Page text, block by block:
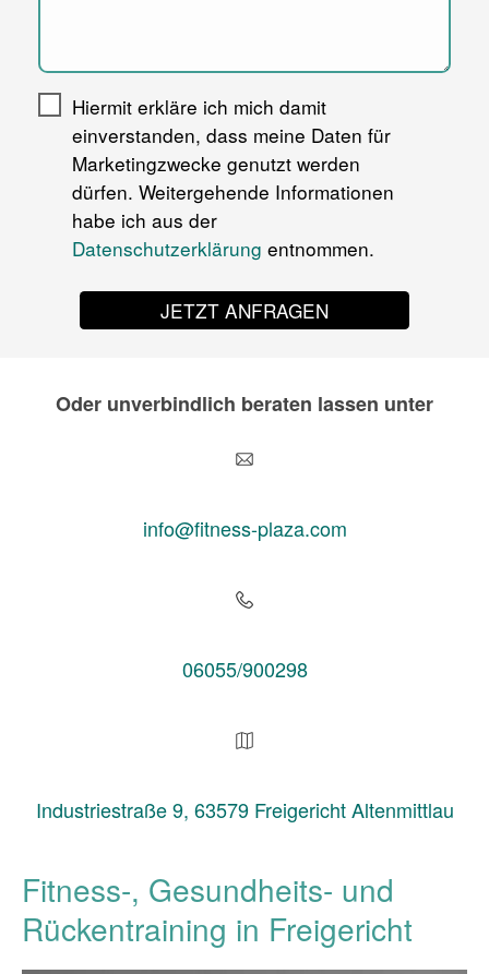
Hiermit erkläre ich mich damit
einverstanden, dass meine Daten für
Marketingzwecke genutzt werden
dürfen. Weitergehende Informationen
habe ich aus der
Datenschutzerklärung entnommen.
JETZT ANFRAGEN
Oder unverbindlich beraten lassen unter
info@fitness-plaza.com
06055/900298
Industriestraße 9, 63579 Freigericht Altenmittlau
Fitness-, Gesundheits- und
Rückentraining in Freigericht